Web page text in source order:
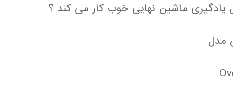
یادگیری ماشین نهایی خوب کار می کند ؟
مدل